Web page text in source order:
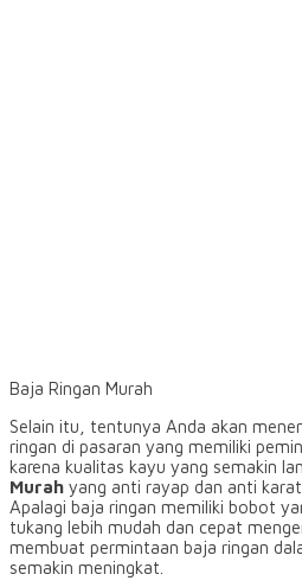
Baja Ringan Murah
Selain itu, tentunya Anda akan
ringan di pasaran yang memiliki
karena kualitas kayu yang semakin
Murah yang anti rayap dan anti
Apalagi baja ringan memiliki bobot
tukang lebih mudah dan cepat
membuat permintaan baja ringan
semakin meningkat.